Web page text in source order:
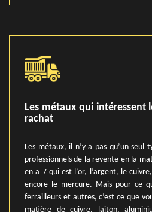
Les métaux qui intéressent
rachat
Les métaux, il n’y a pas qu’un seul
professionnels de la revente en la
en a 7 qui est l’or, l’argent, le
encore le mercure. Mais pour ce
ferrailleurs et autres, c’est ce que
matière de cuivre, laiton,